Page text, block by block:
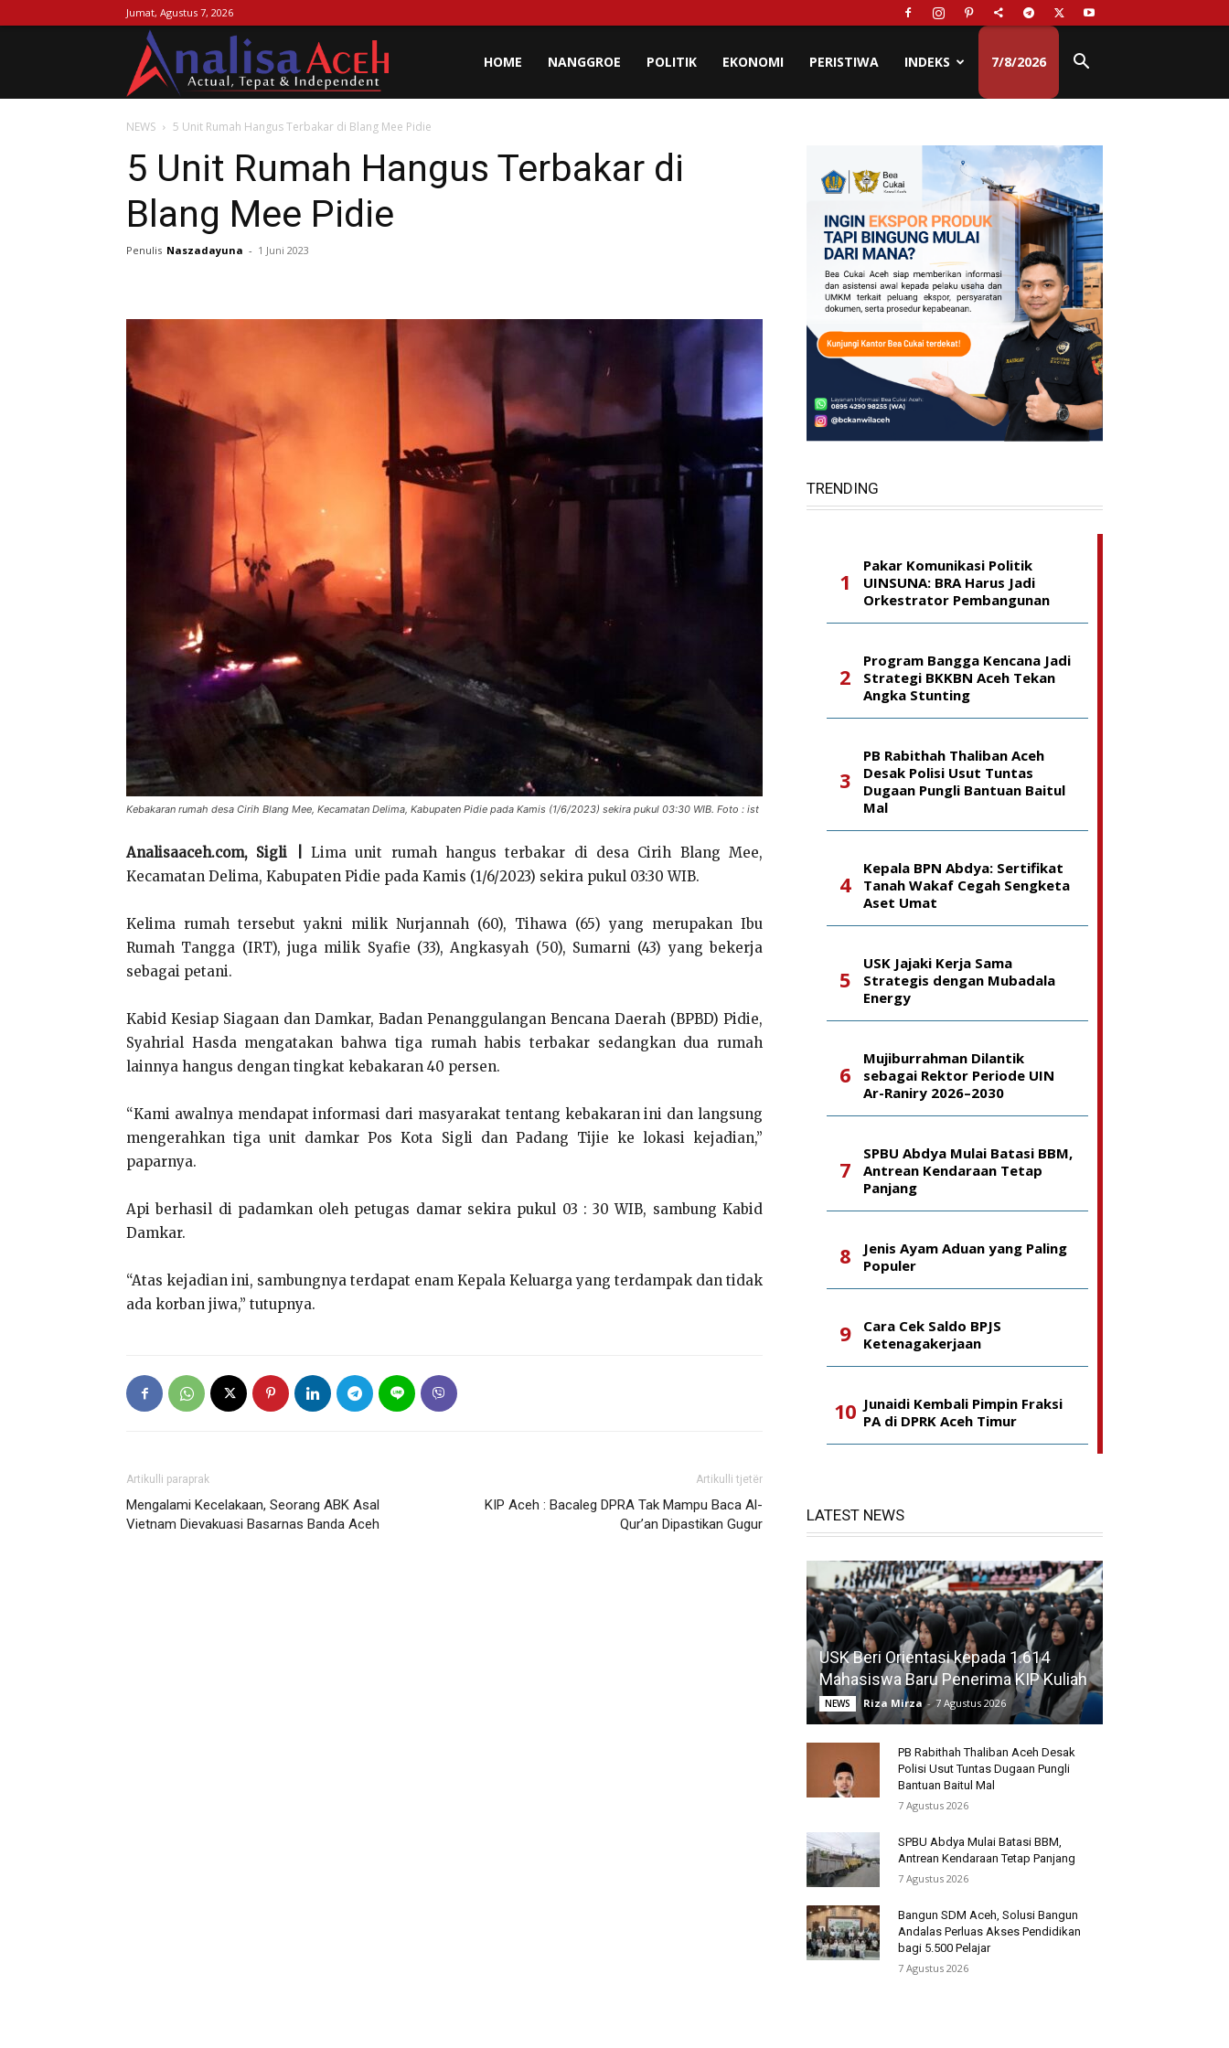
Jumat, Agustus 7, 2026
Aceh
HOME NANGGROE POLITIK EKONOMI PERISTIWA INDEKS 7/8/2026
NEWS 5 Unit Rumah Hangus Terbakar di Blang Mee Pidie
5 Unit Rumah Hangus Terbakar di
Blang Mee Pidie
Penulis Naszadayuna - 1 Juni 2023
Kebakaran rumah desa Cirih Blang Mee, Kecamatan Delima, Kabupaten Pidie pada Kamis (1/6/2023) sekira pukul 03:30 WIB. Foto : ist
Analisaaceh.com, Sigli |
Lima unit rumah hangus terbakar di desa Cirih Blang Mee,
Kecamatan Delima, Kabupaten Pidie pada Kamis (1/6/2023) sekira pukul 03:30 WIB.
Kelima rumah tersebut yakni milik Nurjannah (60), Tihawa (65) yang merupakan Ibu
Rumah Tangga (IRT), juga milik Syafie (33), Angkasyah (50), Sumarni (43) yang bekerja
sebagai petani.
Kabid Kesiap Siagaan dan Damkar, Badan Penanggulangan Bencana Daerah (BPBD) Pidie,
Syahrial Hasda mengatakan bahwa tiga rumah habis terbakar sedangkan dua rumah
lainnya hangus dengan tingkat kebakaran 40 persen.
“Kami awalnya mendapat informasi dari masyarakat tentang kebakaran ini dan langsung
mengerahkan tiga unit damkar Pos Kota Sigli dan Padang Tijie ke lokasi kejadian,”
paparnya.
Api berhasil di padamkan oleh petugas damar sekira pukul 03 : 30 WIB, sambung Kabid
Damkar.
“Atas kejadian ini, sambungnya terdapat enam Kepala Keluarga yang terdampak dan tidak
ada korban jiwa,” tutupnya.
Artikulli paraprak
Mengalami Kecelakaan, Seorang ABK Asal
Vietnam Dievakuasi Basarnas Banda Aceh
Artikulli tjetër
KIP Aceh : Bacaleg DPRA Tak Mampu Baca Al-
Qur’an Dipastikan Gugur
TRENDING
Pakar Komunikasi Politik
UINSUNA: BRA Harus Jadi
Orkestrator Pembangunan
Program Bangga Kencana Jadi
Strategi BKKBN Aceh Tekan
Angka Stunting
PB Rabithah Thaliban Aceh
Desak Polisi Usut Tuntas
Dugaan Pungli Bantuan Baitul
Mal
Kepala BPN Abdya: Sertifikat
Tanah Wakaf Cegah Sengketa
Aset Umat
USK Jajaki Kerja Sama
Strategis dengan Mubadala
Energy
Mujiburrahman Dilantik
sebagai Rektor Periode UIN
Ar-Raniry 2026–2030
SPBU Abdya Mulai Batasi BBM,
Antrean Kendaraan Tetap
Panjang
Jenis Ayam Aduan yang Paling
Populer
Cara Cek Saldo BPJS
Ketenagakerjaan
Junaidi Kembali Pimpin Fraksi
PA di DPRK Aceh Timur
LATEST NEWS
USK Beri Orientasi kepada 1.614
Mahasiswa Baru Penerima KIP Kuliah
NEWS Riza Mirza - 7 Agustus 2026
PB Rabithah Thaliban Aceh Desak
Polisi Usut Tuntas Dugaan Pungli
Bantuan Baitul Mal
7 Agustus 2026
SPBU Abdya Mulai Batasi BBM,
Antrean Kendaraan Tetap Panjang
7 Agustus 2026
Bangun SDM Aceh, Solusi Bangun
Andalas Perluas Akses Pendidikan
bagi 5.500 Pelajar
7 Agustus 2026